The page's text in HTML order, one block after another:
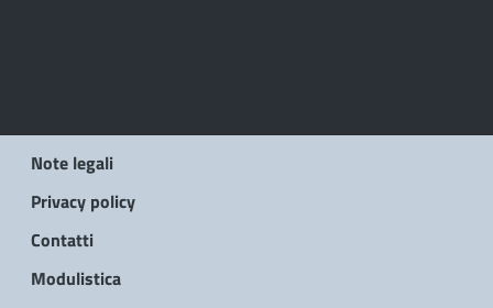
Note legali
Privacy policy
Contatti
Modulistica